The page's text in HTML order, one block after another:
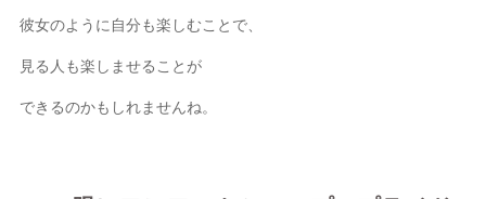
彼女のように自分も楽しむことで、
見る人も楽しませることが
できるのかもしれませんね。